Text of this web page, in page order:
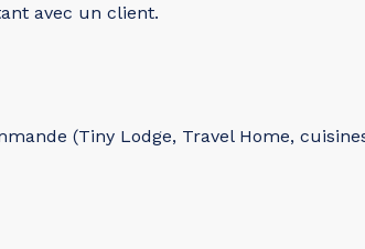
avec un client.
(Tiny Lodge, Travel Home,